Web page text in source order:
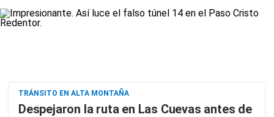
TRÁNSITO EN ALTA MONTAÑA
Despejaron la ruta en Las Cuevas antes de